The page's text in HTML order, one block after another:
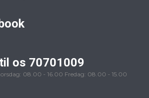
os 70701009
08.00 - 16.00 Fredag: 08.00 - 15.00